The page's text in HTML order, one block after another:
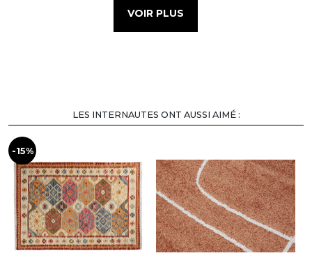
VOIR PLUS
LES INTERNAUTES ONT AUSSI AIMÉ :
-15%